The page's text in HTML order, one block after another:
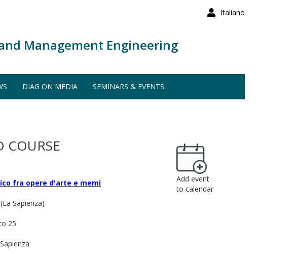
Italiano
Management Engineering
DIAG ON MEDIA SEMINARS & EVENTS
COURSE
fra opere d'arte e memi
Sapienza)
25
Add event
to calendar